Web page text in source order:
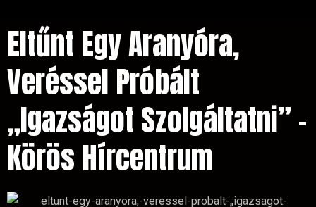
Eltűnt Egy Aranyóra,
Veréssel Próbált
„igazságot Szolgáltatni” –
Körös Hírcentrum